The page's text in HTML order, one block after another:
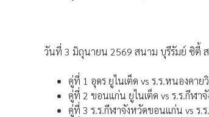
วันที่ 3 มิถุนายน 2569 สนาม บุรีรัมย์ ซิตี้ ส
คู่ที่ 1 อุดร ยูไนเต็ด vs ร.ร.หนองคาย
คู่ที่ 2 ขอนแก่น ยูไนเต็ด vs ร.ร.กีฬา
คู่ที่ 3 ร.ร.กีฬาจังหวัดขอนแก่น vs ร